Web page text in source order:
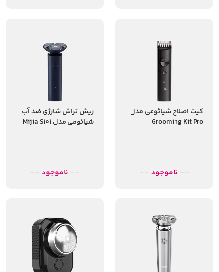
کیت اصلاح شیائومی مدل
Grooming Kit Pro
-- ناموجود --
ریش تراش شارژی ضد آب
شیائومی مدل Mijia S101
-- ناموجود --